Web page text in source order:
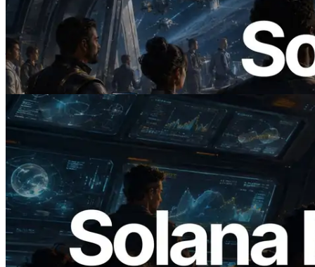
ERPC 發布支援 x402 支付的 Solana RPC
— AI Agent 按需為 API 付款的時代開啟
閱讀此文章
2026.05.24